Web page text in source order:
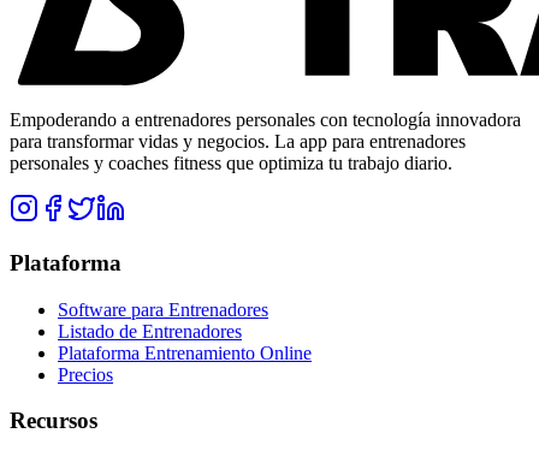
Empoderando a entrenadores personales con tecnología innovadora
para transformar vidas y negocios. La app para entrenadores
personales y coaches fitness que optimiza tu trabajo diario.
Plataforma
Software para Entrenadores
Listado de Entrenadores
Plataforma Entrenamiento Online
Precios
Recursos